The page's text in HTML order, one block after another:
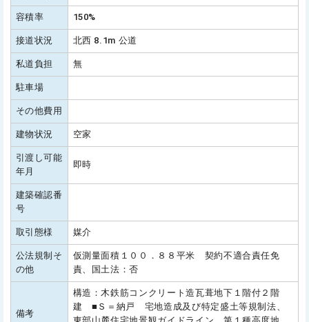
容積率 150%
接道状況 北西 8.1m 公道
私道負担 無
駐車場
その他費用
建物状況 空家
引渡し可能
年月
即時
建築確認番
号
取引態様 媒介
公法規制そ
の他
仮測量面積１００．８８平米 契約不適合責任免
責、国土法：否
備考
構造：木鉄筋コンクリート造瓦葺地下１階付２階
建 ■Ｓ＝納戸 宅地造成及び特定盛土等規制法、